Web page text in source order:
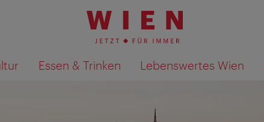
Essen & Trinken Lebenswertes Wien